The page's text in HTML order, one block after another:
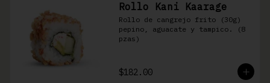
Rollo Kani Kaarage
Rollo de cangrejo frito (30g)
pepino, aguacate y tampico. (8
pzas)
$182.00